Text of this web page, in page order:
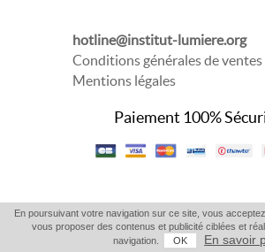
hotline@institut-lumiere.org
Conditions générales de ventes
Mentions légales
Paiement 100%
En poursuivant votre navigation sur ce site, vous
vous proposer des contenus et publicité ciblées et
navigation.
OK En savoir